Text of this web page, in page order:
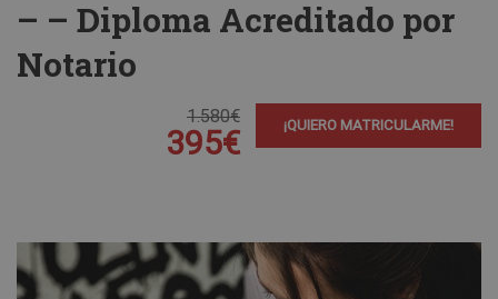
– – Diploma Acreditado por
Notario
1.580€
395€ ¡QUIERO MATRICULARME!